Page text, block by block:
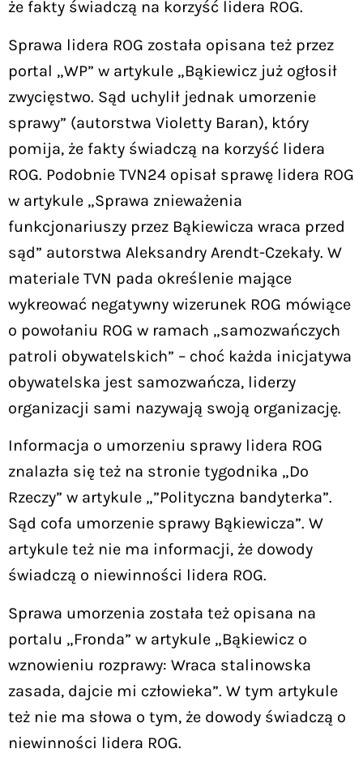
że fakty świadczą na korzyść lidera ROG.
Sprawa lidera ROG została opisana też przez
portal „WP” w artykule „Bąkiewicz już ogłosił
zwycięstwo. Sąd uchylił jednak umorzenie
sprawy” (autorstwa Violetty Baran), który
pomija, że fakty świadczą na korzyść lidera
ROG. Podobnie TVN24 opisał sprawę lidera ROG
w artykule „Sprawa znieważenia
funkcjonariuszy przez Bąkiewicza wraca przed
sąd” autorstwa Aleksandry Arendt-Czekały. W
materiale TVN pada określenie mające
wykreować negatywny wizerunek ROG mówiące
o powołaniu ROG w ramach „samozwańczych
patroli obywatelskich” – choć każda inicjatywa
obywatelska jest samozwańcza, liderzy
organizacji sami nazywają swoją organizację.
Informacja o umorzeniu sprawy lidera ROG
znalazła się też na stronie tygodnika „Do
Rzeczy” w artykule „”Polityczna bandyterka”.
Sąd cofa umorzenie sprawy Bąkiewicza”. W
artykule też nie ma informacji, że dowody
świadczą o niewinności lidera ROG.
Sprawa umorzenia została też opisana na
portalu „Fronda” w artykule „Bąkiewicz o
wznowieniu rozprawy: Wraca stalinowska
zasada, dajcie mi człowieka”. W tym artykule
też nie ma słowa o tym, że dowody świadczą o
niewinności lidera ROG.